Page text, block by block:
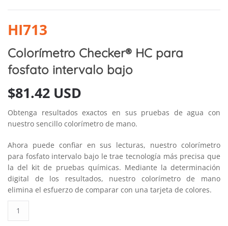
HI713
Colorímetro Checker® HC para
fosfato intervalo bajo
$81.42 USD
Obtenga resultados exactos en sus pruebas de agua con
nuestro sencillo colorímetro de mano.
Ahora puede confiar en sus lecturas, nuestro colorímetro
para fosfato intervalo bajo le trae tecnología más precisa que
la del kit de pruebas químicas. Mediante la determinación
digital de los resultados, nuestro colorímetro de mano
elimina el esfuerzo de comparar con una tarjeta de colores.
Checker®